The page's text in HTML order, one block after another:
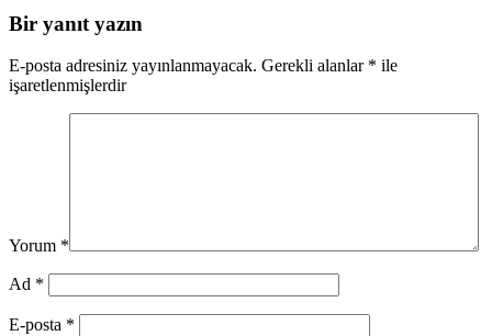
Bir yanıt yazın
E-posta adresiniz yayınlanmayacak. Gerekli alanlar * ile
işaretlenmişlerdir
Yorum *
Ad *
E-posta *